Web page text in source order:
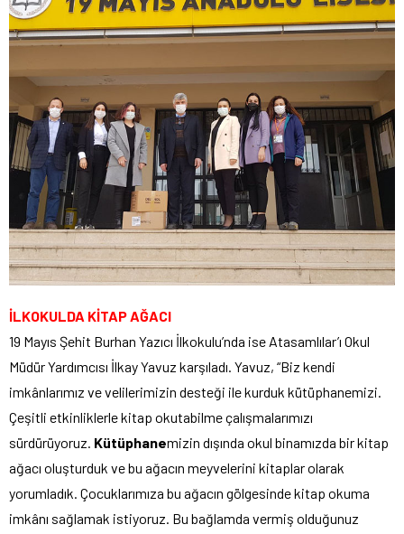
İLKOKULDA KİTAP AĞACI
19 Mayıs Şehit Burhan Yazıcı İlkokulu’nda ise Atasamlılar’ı Okul
Müdür Yardımcısı İlkay Yavuz karşıladı. Yavuz, “Biz kendi
imkânlarımız ve velilerimizin desteği ile kurduk kütüphanemizi.
Çeşitli etkinliklerle kitap okutabilme çalışmalarımızı
sürdürüyoruz. Kütüphanemizin dışında okul binamızda bir kitap
ağacı oluşturduk ve bu ağacın meyvelerini kitaplar olarak
yorumladık. Çocuklarımıza bu ağacın gölgesinde kitap okuma
imkânı sağlamak istiyoruz. Bu bağlamda vermiş olduğunuz